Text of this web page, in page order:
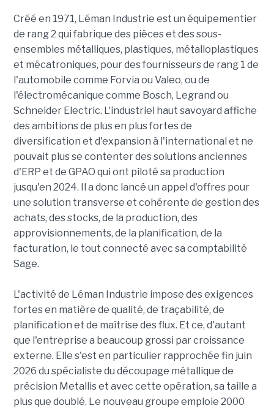
Créé en 1971, Léman Industrie est un équipementier
de rang 2 qui fabrique des pièces et des sous-
ensembles métalliques, plastiques, métalloplastiques
et mécatroniques, pour des fournisseurs de rang 1 de
l'automobile comme Forvia ou Valeo, ou de
l'électromécanique comme Bosch, Legrand ou
Schneider Electric. L'industriel haut savoyard affiche
des ambitions de plus en plus fortes de
diversification et d'expansion à l'international et ne
pouvait plus se contenter des solutions anciennes
d'ERP et de GPAO qui ont piloté sa production
jusqu'en 2024. Il a donc lancé un appel d'offres pour
une solution transverse et cohérente de gestion des
achats, des stocks, de la production, des
approvisionnements, de la planification, de la
facturation, le tout connecté avec sa comptabilité
Sage.
L'activité de Léman Industrie impose des exigences
fortes en matière de qualité, de traçabilité, de
planification et de maîtrise des flux. Et ce, d'autant
que l'entreprise a beaucoup grossi par croissance
externe. Elle s'est en particulier rapprochée fin juin
2026 du spécialiste du découpage métallique de
précision Metallis et avec cette opération, sa taille a
plus que doublé. Le nouveau groupe emploie 2000